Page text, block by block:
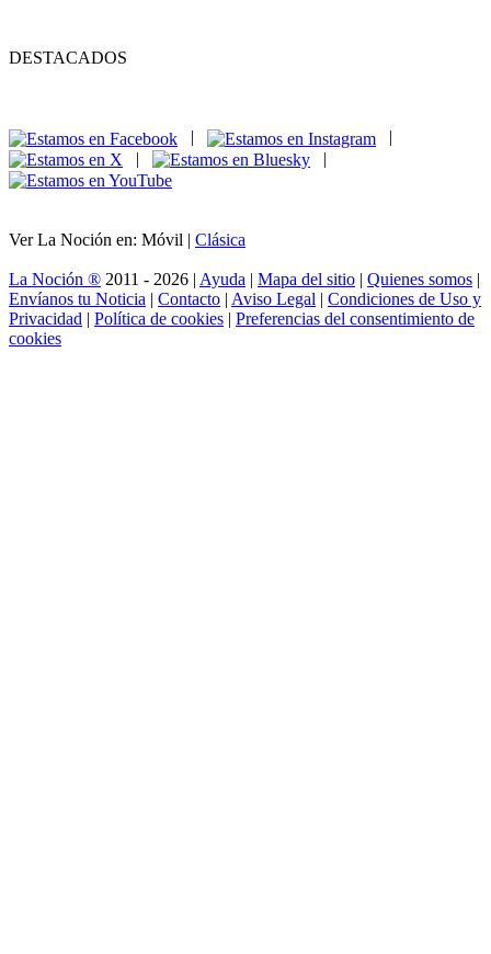
DESTACADOS
|
|
Ver La Noción en: Móvil | Clásica
La Noción ® 2011 - 2026 | Ayuda | Mapa del sitio | Quienes somos |
Envíanos tu Noticia | Contacto | Aviso Legal | Condiciones de Uso y
Privacidad | Política de cookies | Preferencias del consentimiento de
cookies